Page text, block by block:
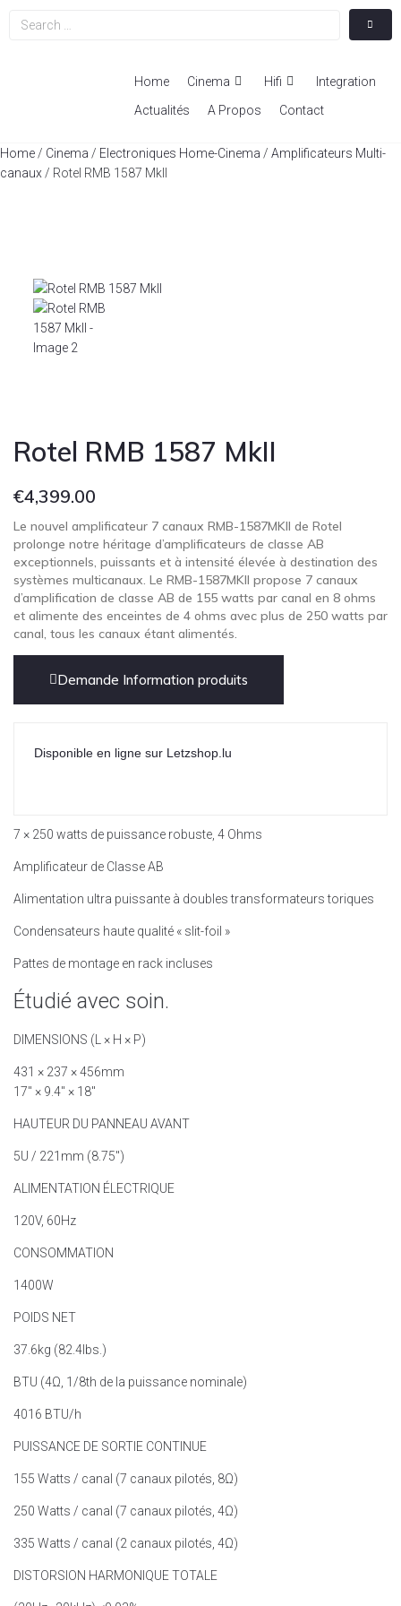
Home Cinema Hifi
Integration
Actualités
A Propos Contact
Home / Cinema / Electroniques Home-Cinema / Amplificateurs Multi-
canaux / Rotel RMB 1587 MkII
Rotel RMB 1587 MkII
€4,399.00
Le nouvel amplificateur 7 canaux RMB-1587MKII de Rotel
prolonge notre héritage d’amplificateurs de classe AB
exceptionnels, puissants et à intensité élevée à destination des
systèmes multicanaux. Le RMB-1587MKII propose 7 canaux
d’amplification de classe AB de 155 watts par canal en 8 ohms
et alimente des enceintes de 4 ohms avec plus de 250 watts par
canal, tous les canaux étant alimentés.
Demande Information produits
Disponible en ligne sur Letzshop.lu
7 × 250 watts de puissance robuste, 4 Ohms
Amplificateur de Classe AB
Alimentation ultra puissante à doubles transformateurs toriques
Condensateurs haute qualité « slit-foil »
Pattes de montage en rack incluses
Étudié avec soin.
DIMENSIONS (L × H × P)
431 × 237 × 456mm
17″ × 9.4″ × 18″
HAUTEUR DU PANNEAU AVANT
5U / 221mm (8.75″)
ALIMENTATION ÉLECTRIQUE
120V, 60Hz
CONSOMMATION
1400W
POIDS NET
37.6kg (82.4lbs.)
BTU (4Ω, 1/8th de la puissance nominale)
4016 BTU/h
PUISSANCE DE SORTIE CONTINUE
155 Watts / canal (7 canaux pilotés, 8Ω)
250 Watts / canal (7 canaux pilotés, 4Ω)
335 Watts / canal (2 canaux pilotés, 4Ω)
DISTORSION HARMONIQUE TOTALE